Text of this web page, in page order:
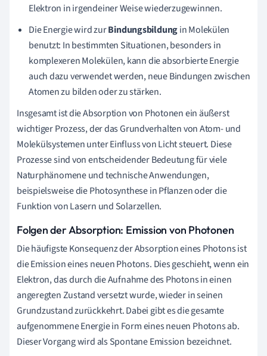
Elektron in irgendeiner Weise wiederzugewinnen.
Die Energie wird zurBindungsbildungin Molekülen
benutzt: In bestimmten Situationen, besonders in
komplexeren Molekülen, kann die absorbierte Energie
auch dazu verwendet werden, neue Bindungen zwischen
Atomen zu bilden oder zu stärken.
Insgesamt ist die Absorption von Photonen ein äußerst
wichtiger Prozess, der das Grundverhalten von Atom- und
Molekülsystemen unter Einfluss von Licht steuert. Diese
Prozesse sind von entscheidender Bedeutung für viele
Naturphänomene und technische Anwendungen,
beispielsweise die Photosynthese in Pflanzen oder die
Funktion von Lasern und Solarzellen.
Folgen der Absorption: Emission von Photonen
Die häufigste Konsequenz der Absorption eines Photons ist
die Emission eines neuen Photons. Dies geschieht, wenn ein
Elektron, das durch die Aufnahme des Photons in einen
angeregten Zustand versetzt wurde, wieder in seinen
Grundzustand zurückkehrt. Dabei gibt es die gesamte
aufgenommene Energie in Form eines neuen Photons ab.
Dieser Vorgang wird als Spontane Emission bezeichnet.